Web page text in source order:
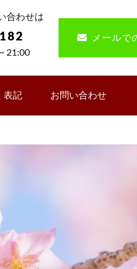
合わせは
21:00
メールで
表記 お問い合わせ